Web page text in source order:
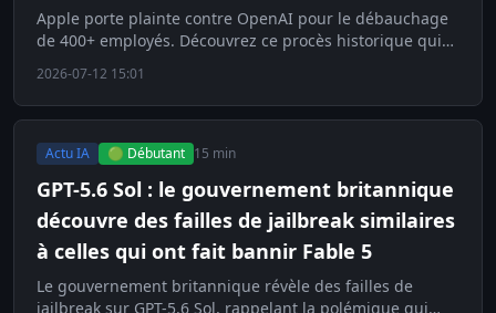
Apple porte plainte contre OpenAI pour le débauchage
de 400+ employés. Découvrez ce procès historique qui
2026-07-12 15:01
Actu IA 🟢 Débutant 15 min
GPT-5.6 Sol : le gouvernement britannique
découvre des failles de jailbreak similaires
à celles qui ont fait bannir Fable 5
Le gouvernement britannique révèle des failles de
jailbreak sur GPT-5.6 Sol, rappelant la polémique qui